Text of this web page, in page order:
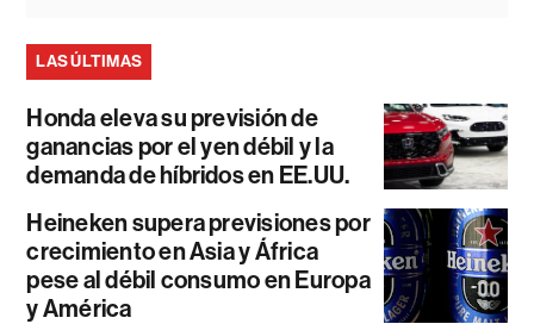
LAS ÚLTIMAS
Honda eleva su previsión de
ganancias por el yen débil y la
demanda de híbridos en EE.UU.
Heineken supera previsiones por
crecimiento en Asia y África
pese al débil consumo en Europa
y América